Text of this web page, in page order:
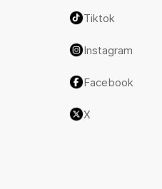
Tiktok
Instagram
Facebook
X